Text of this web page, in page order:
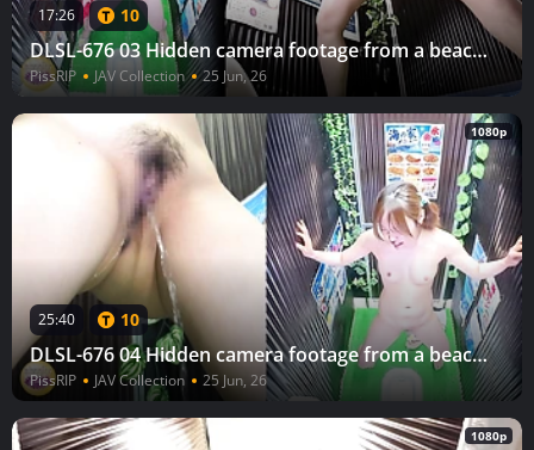
17:26 10
DLSL-676 03 Hidden camera footage from a beach house: Running into the toilet and urinating naked (4)
PissRIP JAV Collection 25 Jun, 26
1080p
25:40 10
DLSL-676 04 Hidden camera footage from a beach house: Running into the toilet and urinating naked (4)
PissRIP JAV Collection 25 Jun, 26
1080p